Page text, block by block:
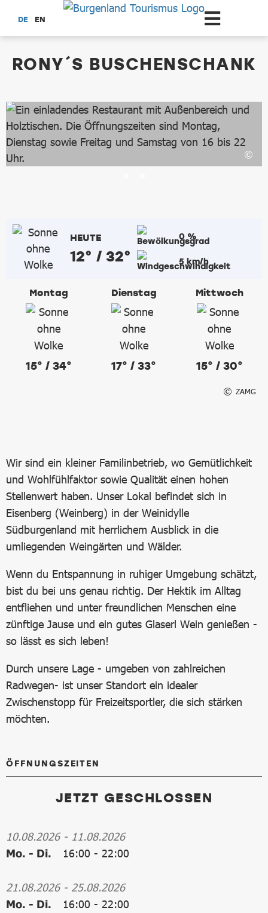
Zum Hauptinhalt springen
DE EN
RONY´S BUSCHENSCHANK
HEUTE
12° / 32°
0 %
5 km/h
Montag
15° / 34°
Dienstag
17° / 33°
Mittwoch
15° / 30°
ZAMG
Wir sind ein kleiner Familinbetrieb, wo Gemütlichkeit
und Wohlfühlfaktor sowie Qualität einen hohen
Stellenwert haben. Unser Lokal befindet sich in
Eisenberg (Weinberg) in der Weinidylle
Südburgenland mit herrlichem Ausblick in die
umliegenden Weingärten und Wälder.
Wenn du Entspannung in ruhiger Umgebung schätzt,
bist du bei uns genau richtig. Der Hektik im Alltag
entfliehen und unter freundlichen Menschen eine
zünftige Jause und ein gutes Glaserl Wein genießen -
so lässt es sich leben!
Durch unsere Lage - umgeben von zahlreichen
Radwegen- ist unser Standort ein idealer
Zwischenstopp für Freizeitsportler, die sich stärken
möchten.
ÖFFNUNGSZEITEN
JETZT GESCHLOSSEN
10.08.2026- 11.08.2026
Mo. - Di.
16:00 - 22:00
21.08.2026- 25.08.2026
Mo. - Di.
16:00 - 22:00